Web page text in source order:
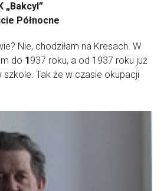
„Bakcyl”
Północne
Nie, chodziłam na Kresach. W
do 1937 roku, a od 1937 roku już
szkole. Tak że w czasie okupacji